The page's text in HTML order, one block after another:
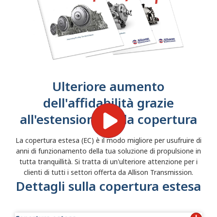
Ulteriore aumento
dell'affidabilità grazie
all'estensione della copertura
La copertura estesa (EC) è il modo migliore per usufruire di
anni di funzionamento della tua soluzione di propulsione in
tutta tranquillità. Si tratta di un'ulteriore attenzione per i
clienti di tutti i settori offerta da Allison Transmission.
Dettagli sulla copertura estesa